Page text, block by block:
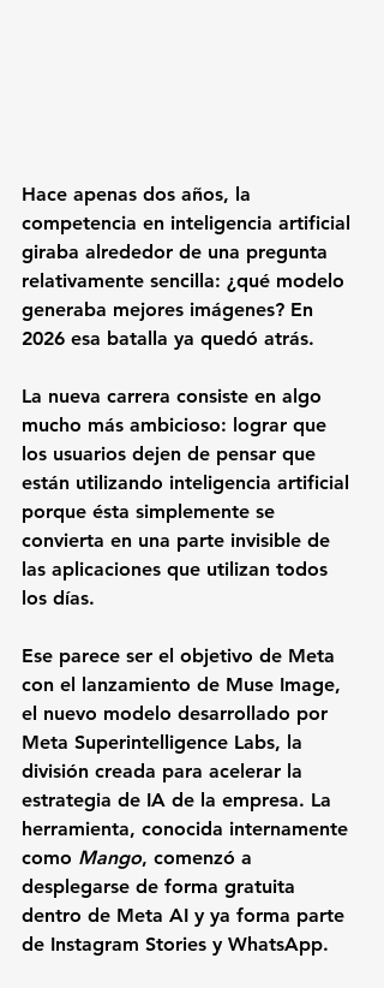
Hace apenas dos años, la
competencia en inteligencia artificial
giraba alrededor de una pregunta
relativamente sencilla: ¿qué modelo
generaba mejores imágenes? En
2026 esa batalla ya quedó atrás.
La nueva carrera consiste en algo
mucho más ambicioso: lograr que
los usuarios dejen de pensar que
están utilizando inteligencia artificial
porque ésta simplemente se
convierta en una parte invisible de
las aplicaciones que utilizan todos
los días.
Ese parece ser el objetivo de Meta
con el lanzamiento de Muse Image,
el nuevo modelo desarrollado por
Meta Superintelligence Labs, la
división creada para acelerar la
estrategia de IA de la empresa. La
herramienta, conocida internamente
como Mango, comenzó a
desplegarse de forma gratuita
dentro de Meta AI y ya forma parte
de Instagram Stories y WhatsApp.